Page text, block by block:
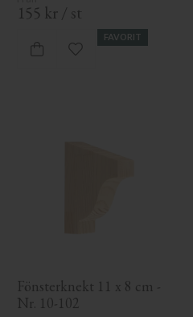
155 kr / st
FAVORIT
Lägg till i favoriter
Fönsterknekt 11 x 8 cm -
Nr. 10-102